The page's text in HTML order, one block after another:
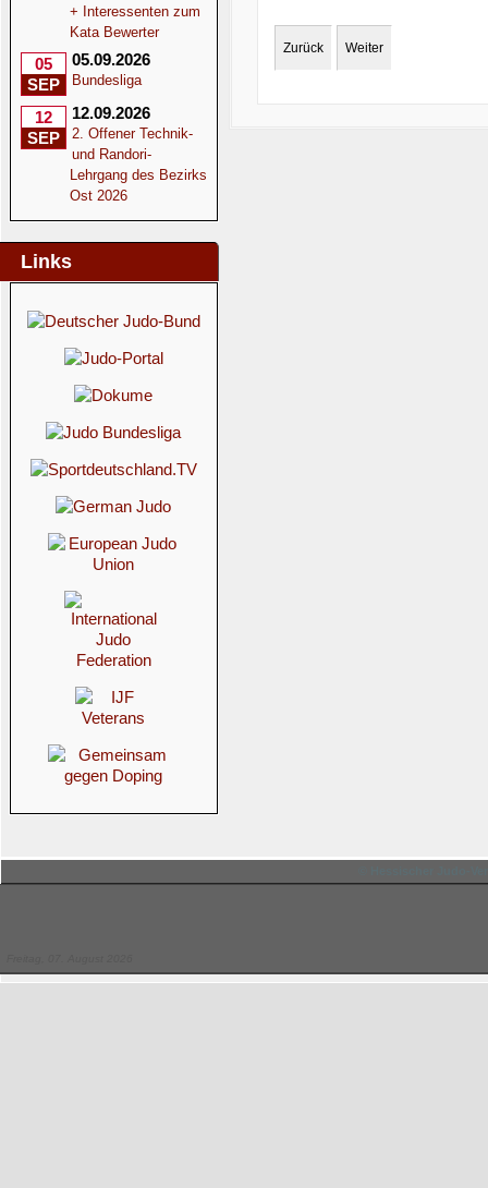
+ Interessenten zum
Kata Bewerter
05
SEP
05.09.2026
Bundesliga
12
SEP
12.09.2026
2. Offener Technik-
und Randori-
Lehrgang des Bezirks
Ost 2026
Links
Zurück Weiter